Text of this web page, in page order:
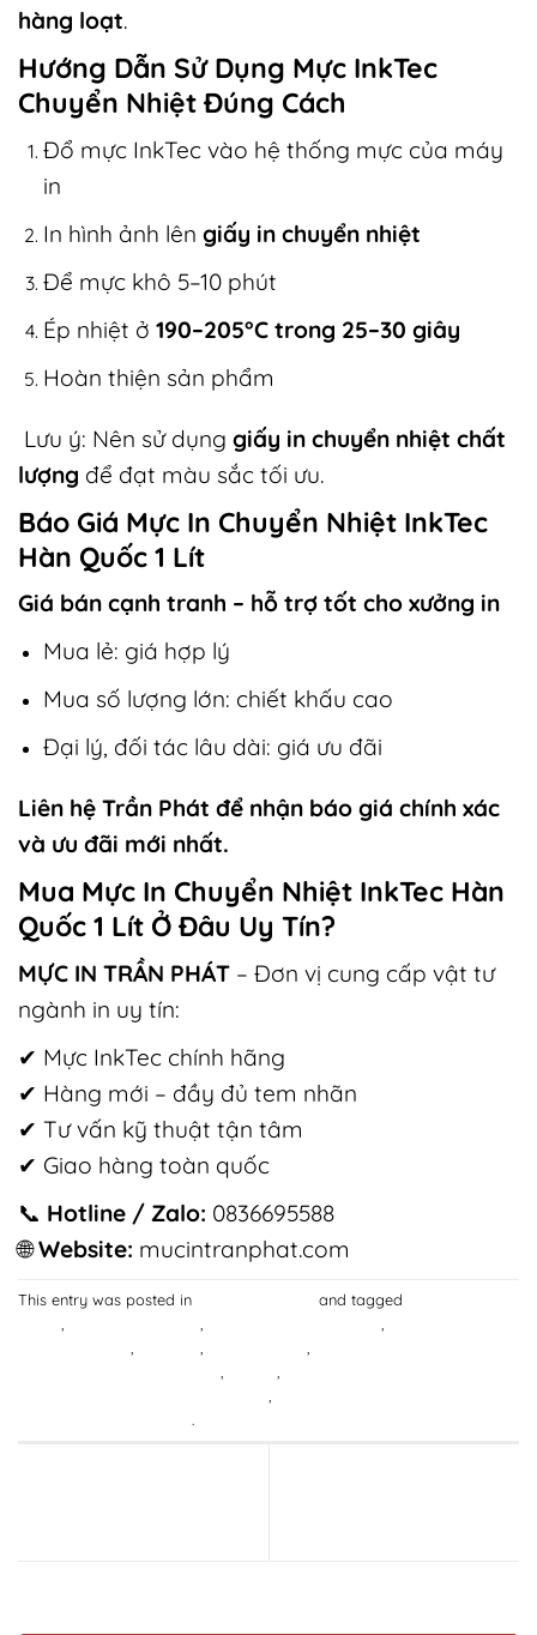
hàng loạt.
Hướng Dẫn Sử Dụng Mực InkTec
Chuyển Nhiệt Đúng Cách
Đổ mực InkTec vào hệ thống mực của máy
in
In hình ảnh lên giấy in chuyển nhiệt
Để mực khô 5–10 phút
Ép nhiệt ở 190–205°C trong 25–30 giây
Hoàn thiện sản phẩm
Lưu ý: Nên sử dụng giấy in chuyển nhiệt chất
lượng để đạt màu sắc tối ưu.
Báo Giá Mực In Chuyển Nhiệt InkTec
Hàn Quốc 1 Lít
Giá bán cạnh tranh – hỗ trợ tốt cho xưởng in
Mua lẻ: giá hợp lý
Mua số lượng lớn: chiết khấu cao
Đại lý, đối tác lâu dài: giá ưu đãi
Liên hệ Trần Phát để nhận báo giá chính xác
và ưu đãi mới nhất.
Mua Mực In Chuyển Nhiệt InkTec Hàn
Quốc 1 Lít Ở Đâu Uy Tín?
MỰC IN TRẦN PHÁT – Đơn vị cung cấp vật tư
ngành in uy tín:
✔ Mực InkTec chính hãng
✔ Hàng mới – đầy đủ tem nhãn
✔ Tư vấn kỹ thuật tận tâm
✔ Giao hàng toàn quốc
📞 Hotline / Zalo: 0836695588
🌐Website: mucintranphat.com
This entry was posted in and tagged
, , ,
, , ,
, ,
,
.